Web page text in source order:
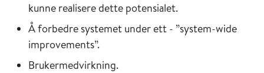
kunne realisere dette potensialet.
Å forbedre systemet under ett - ”system-wide
improvements”.
Brukermedvirkning.